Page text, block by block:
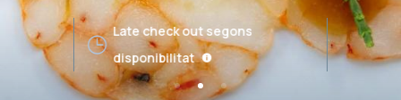
Late check out segons
disponibilitat